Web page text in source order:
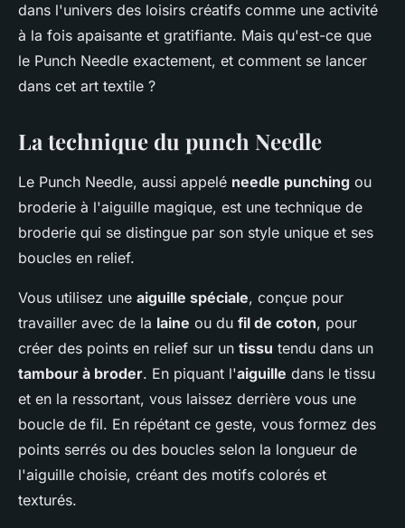
dans l'univers des loisirs créatifs comme une activité
à la fois apaisante et gratifiante. Mais qu'est-ce que
le Punch Needle exactement, et comment se lancer
dans cet art textile ?
La technique du punch Needle
Le Punch Needle, aussi appelé needle punching ou
broderie à l'aiguille magique, est une technique de
broderie qui se distingue par son style unique et ses
boucles en relief.
Vous utilisez une aiguille spéciale, conçue pour
travailler avec de la laine ou du fil de coton, pour
créer des points en relief sur un tissu tendu dans un
tambour à broder. En piquant l'aiguille dans le tissu
et en la ressortant, vous laissez derrière vous une
boucle de fil. En répétant ce geste, vous formez des
points serrés ou des boucles selon la longueur de
l'aiguille choisie, créant des motifs colorés et
texturés.